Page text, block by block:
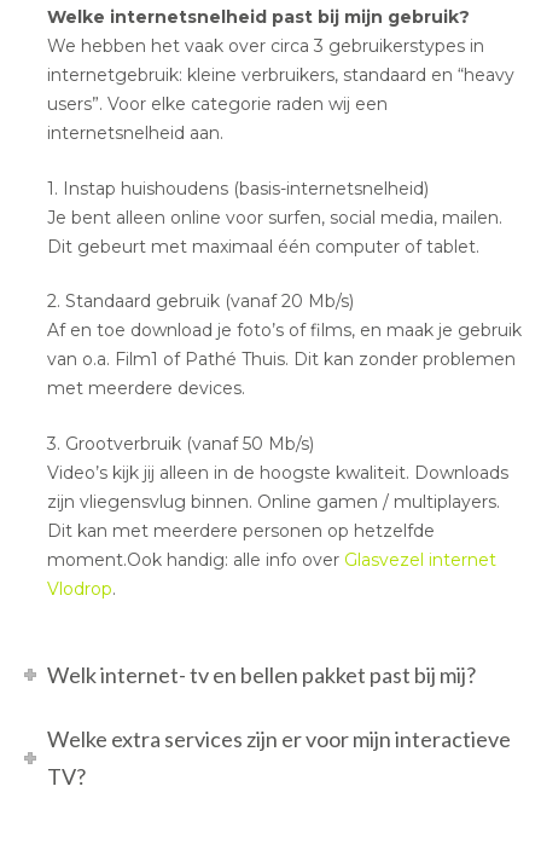
Welke internetsnelheid past bij mijn gebruik?
We hebben het vaak over circa 3 gebruikerstypes in
internetgebruik: kleine verbruikers, standaard en “heavy
users”. Voor elke categorie raden wij een
internetsnelheid aan.
1. Instap huishoudens (basis-internetsnelheid)
Je bent alleen online voor surfen, social media, mailen.
Dit gebeurt met maximaal één computer of tablet.
2. Standaard gebruik (vanaf 20 Mb/s)
Af en toe download je foto’s of films, en maak je gebruik
van o.a. Film1 of Pathé Thuis. Dit kan zonder problemen
met meerdere devices.
3. Grootverbruik (vanaf 50 Mb/s)
Video’s kijk jij alleen in de hoogste kwaliteit. Downloads
zijn vliegensvlug binnen. Online gamen / multiplayers.
Dit kan met meerdere personen op hetzelfde
moment.Ook handig: alle info over Glasvezel internet
Vlodrop.
Welk internet- tv en bellen pakket past bij mij?
Welke extra services zijn er voor mijn interactieve
TV?